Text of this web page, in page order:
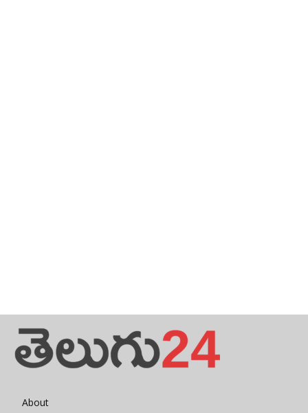
About